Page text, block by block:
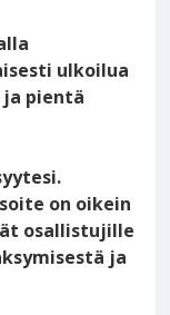
ulkoilua
pientä
on oikein
osallistujille
ja